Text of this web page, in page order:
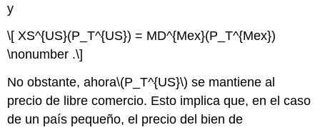
y
\[ XS^{US}(P_T^{US}) = MD^{Mex}(P_T^{Mex})
\nonumber .\]
No obstante, ahora\(P_T^{US}\) se mantiene al
precio de libre comercio. Esto implica que, en el caso
de un país pequeño, el precio del bien de